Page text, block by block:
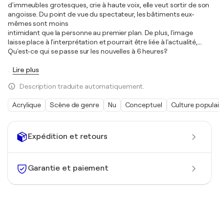
Expédition et retours
Garantie et paiement
d'immeubles grotesques, crie à haute voix, elle veut sortir de son
angoisse. Du point de vue du spectateur, les bâtiments eux-
mêmes sont moins
intimidant que la personne au premier plan. De plus, l'image
laisse place à l'interprétation et pourrait être liée à l'actualité,….
Qu'est-ce qui se passe sur les nouvelles à 6 heures?
Lire plus
Description traduite automatiquement.
Acrylique Scène de genre Nu Conceptuel Culture